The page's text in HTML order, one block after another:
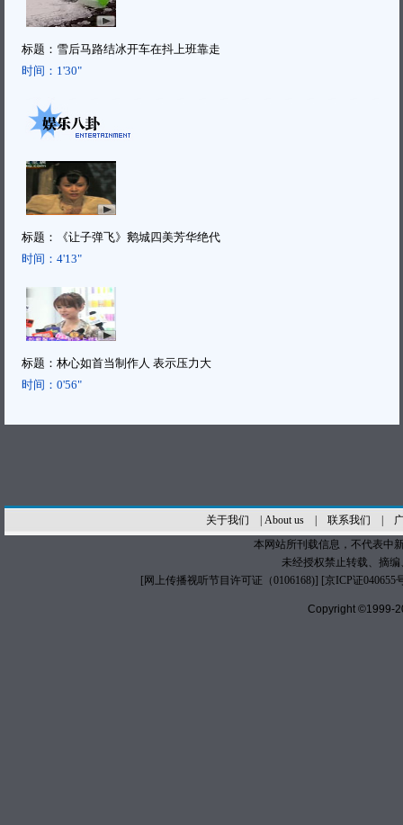
标题： 雪后马路结冰开车在抖上班靠走
时间： 1'30"
标题：
《让子弹飞》鹅城四美芳华绝代
时间： 4'13"
标题： 林心如首当制作人 表示压力大
时间： 0'56"
关于我们 About us| 联系我们
本网站所刊载信息，不代表中
未经授权禁止转载、摘
[网上传播视听节目许可证（0106168)] [京ICP证040655
Copyright ©1999-